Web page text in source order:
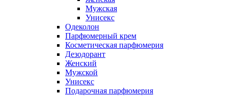
Мужская
Унисекс
Одеколон
Парфюмерный крем
Косметическая парфюмерия
Дезодорант
Женский
Мужской
Унисекс
Подарочная парфюмерия